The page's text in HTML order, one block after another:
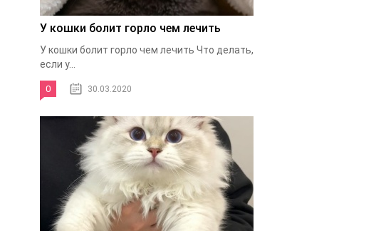
У кошки болит горло чем лечить
У кошки болит горло чем лечить Что делать,
если у...
0 30.03.2020